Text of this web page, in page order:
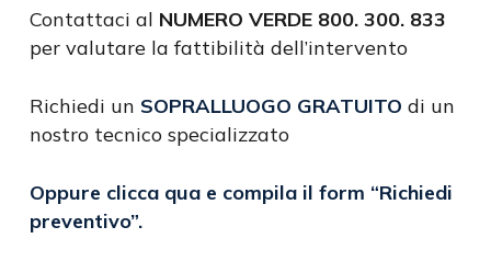
Contattaci al NUMERO VERDE 800. 300. 833
per valutare la fattibilità dell’intervento
Richiedi un SOPRALLUOGO GRATUITO di un
nostro tecnico specializzato
Oppure clicca qua e compila il form “Richiedi
preventivo”.